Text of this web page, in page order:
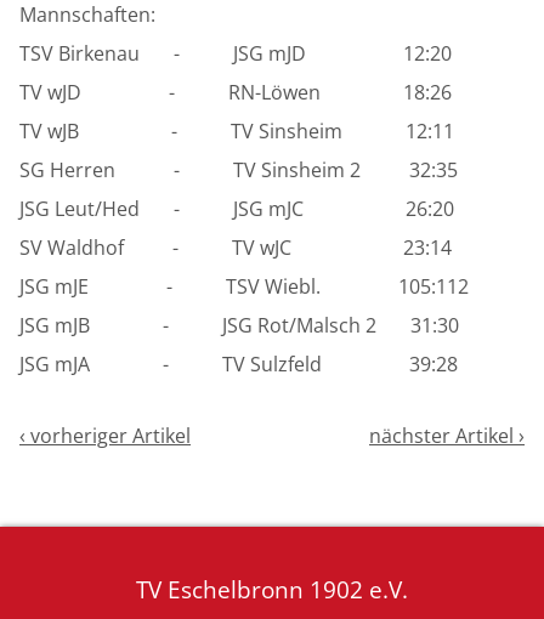
Mannschaften:
TSV Birkenau - JSG mJD 12:20
TV wJD - RN-Löwen 18:26
TV wJB - TV Sinsheim 12:11
SG Herren - TV Sinsheim 2 32:35
JSG Leut/Hed - JSG mJC 26:20
SV Waldhof - TV wJC 23:14
JSG mJE - TSV Wiebl. 105:112
JSG mJB - JSG Rot/Malsch 2 31:30
JSG mJA - TV Sulzfeld 39:28
‹ vorheriger Artikel nächster Artikel ›
TV Eschelbronn 1902 e.V.